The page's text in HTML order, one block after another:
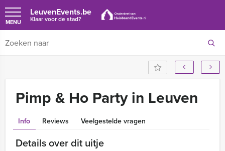
LeuvenEvents.be
Klaar voor de stad?
MENU
Pimp & Ho Party in Leuven
Info Reviews Veelgestelde vragen
Details over dit uitje